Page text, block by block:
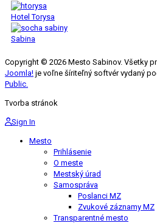
Hotel Torysa
Sabina
Copyright © 2026 Mesto Sabinov. Všetky
Joomla! je voľne šíriteľný softvér vydaný
Public.
Tvorba stránok
Sign In
Mesto
Prihlásenie
O meste
Mestský úrad
Samospráva
Poslanci MZ
Zvukové záznamy MZ
Transparentné mesto